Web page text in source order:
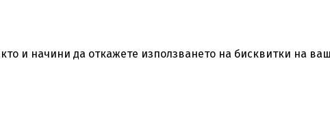
и начини да откажете използването на бисквитки на